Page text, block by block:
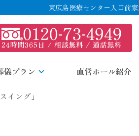
東広島医療センター入口前
儀プラン 直営ホール紹介
イング」